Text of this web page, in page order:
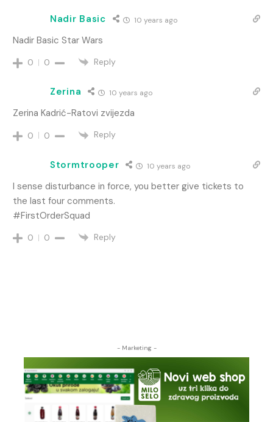
Nadir Basic 10 years ago
Nadir Basic Star Wars
0 0 Reply
Zerina 10 years ago
Zerina Kadrić-Ratovi zvijezda
0 0 Reply
Stormtrooper 10 years ago
I sense disturbance in force, you better give tickets to
the last four comments.
#FirstOrderSquad
0 0 Reply
- Marketing -